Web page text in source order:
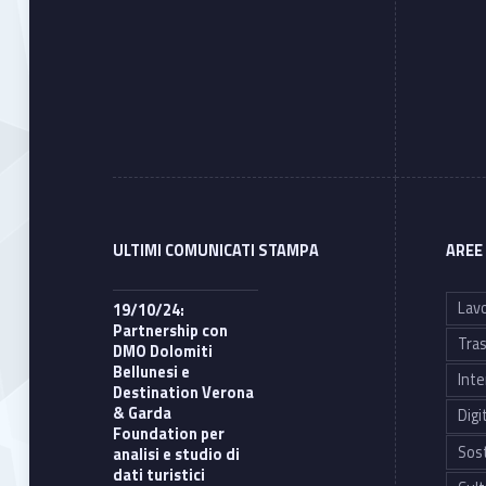
ULTIMI COMUNICATI STAMPA
19/10/24:
Partnership con
DMO Dolomiti
Bellunesi e
Destination Verona
& Garda
Foundation per
analisi e studio di
dati turistici